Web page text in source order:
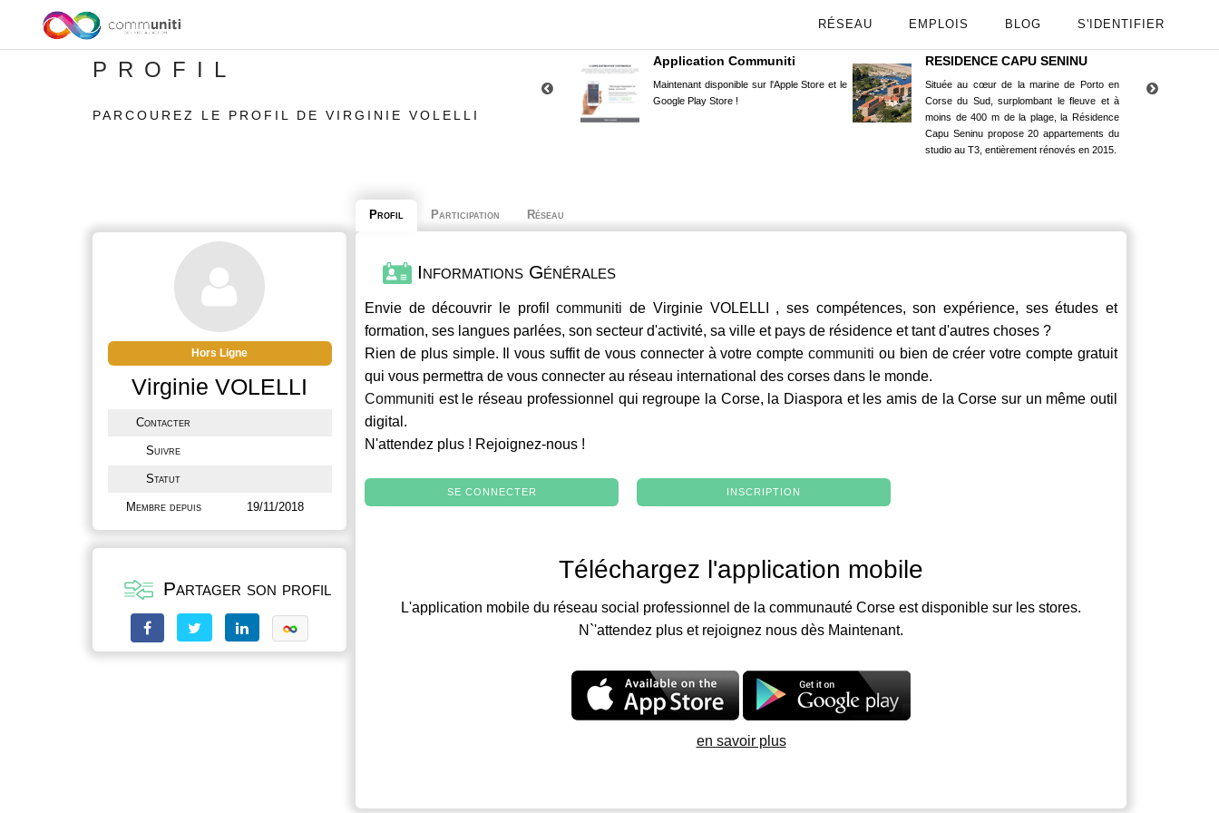
RÉSEAU EMPLOIS BLOG S'IDENTIFIER
PROFIL
PARCOUREZ LE PROFIL DE VIRGINIE VOLELLI
Application Communiti
Maintenant disponible sur l'Apple Store et le
Google Play Store !
RESIDENCE CAPU SENINU
Située au cœur de la marine de Porto en
Corse du Sud, surplombant le fleuve et à
moins de 400 m de la plage, la Résidence
Capu Seninu propose 20 appartements du
studio au T3, entièrement rénovés en 2015.
Hors Ligne
Virginie VOLELLI
Contacter
Suivre
Statut
Membre depuis 19/11/2018
Partager son profil
Profil Participation Réseau
Informations Générales
Envie de découvrir le profilcommuniti de Virginie VOLELLI , ses compétences, son expérience, ses études et
formation, ses langues parlées, son secteur d'activité, sa ville et pays de résidence et tant d'autres choses ?
Rien de plus simple. Il vous suffit de vous connecter à votre comptecommuniti ou bien de créer votre compte gratuit
qui vous permettra de vous connecter au réseau international des corses dans le monde.
Communiti est le réseau professionnel qui regroupe la Corse, la Diaspora et les amis de la Corse sur un même outil
digital.
N'attendez plus ! Rejoignez-nous !
SE CONNECTER INSCRIPTION
Téléchargez l'application mobile
L'application mobile du réseau social professionnel de la communauté Corse est disponible sur les stores.
N`'attendez plus et rejoignez nous dès Maintenant.
en savoir plus